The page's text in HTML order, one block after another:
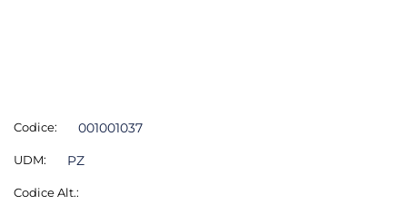
Codice: 001001037
UDM: PZ
Codice Alt.: